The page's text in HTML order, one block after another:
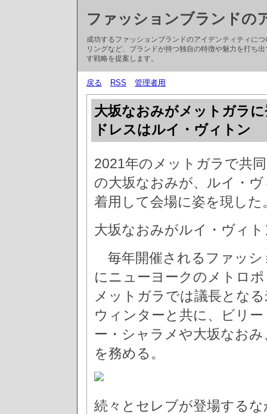
ファッションブランドの
成功するファッションブランドのアイデンティティに
リングなど、ブランドが持つ独自の特徴や魅力を打ち
す戦略を提案します。
戻る RSS 管理者用
大坂なおみがメットガラ
ドレスはルイ・ヴィトン
2021年のメットガラで共
の大坂なおみが、ルイ・
着用して会場に姿を現した
大坂なおみがルイ・ヴィ
毎年開催されるファッシ
にニューヨークのメトロ
メットガラでは議長とな
ウィンターと共に、ビリ
ー・シャラメや大坂なお
を務める。
続々とセレブが登場する